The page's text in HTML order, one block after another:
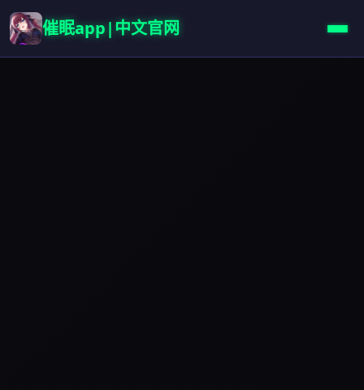
催眠app|中文官网